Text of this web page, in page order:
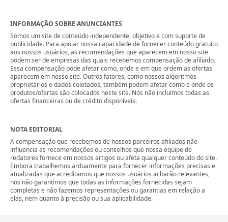
INFORMAÇÃO SOBRE ANUNCIANTES
Somos um site de conteúdo independente, objetivo e com suporte de
publicidade. Para apoiar nossa capacidade de fornecer conteúdo gratuito
aos nossos usuários, as recomendações que aparecem em nosso site
podem ser de empresas das quais recebemos compensação de afiliado.
Essa compensação pode afetar como, onde e em que ordem as ofertas
aparecem em nosso site. Outros fatores, como nossos algoritmos
proprietários e dados coletados, também podem afetar como e onde os
produtos/ofertas são colocados neste site. Nós não incluímos todas as
ofertas financeiras ou de crédito disponíveis.
NOTA EDITORIAL
A compensação que recebemos de nossos parceiros afiliados não
influencia as recomendações ou conselhos que nossa equipe de
redatores fornece em nossos artigos ou afeta qualquer conteúdo do site.
Embora trabalhemos arduamente para fornecer informações precisas e
atualizadas que acreditamos que nossos usuários acharão relevantes,
nós não garantimos que todas as informações fornecidas sejam
completas e não fazemos representações ou garantias em relação a
elas, nem quanto à precisão ou sua aplicabilidade.